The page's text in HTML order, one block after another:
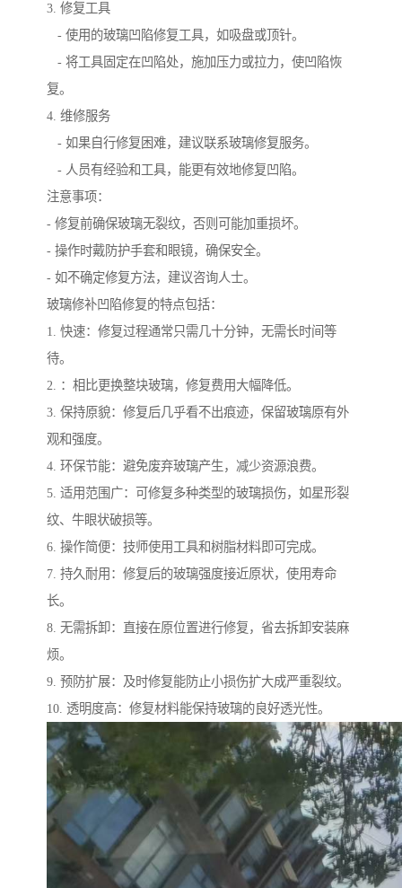
3. 修复工具
- 使用的玻璃凹陷修复工具，如吸盘或顶针。
- 将工具固定在凹陷处，施加压力或拉力，使凹陷恢
复。
4. 维修服务
- 如果自行修复困难，建议联系玻璃修复服务。
- 人员有经验和工具，能更有效地修复凹陷。
注意事项：
- 修复前确保玻璃无裂纹，否则可能加重损坏。
- 操作时戴防护手套和眼镜，确保安全。
- 如不确定修复方法，建议咨询人士。
玻璃修补凹陷修复的特点包括：
1. 快速：修复过程通常只需几十分钟，无需长时间等
待。
2. ：相比更换整块玻璃，修复费用大幅降低。
3. 保持原貌：修复后几乎看不出痕迹，保留玻璃原有外
观和强度。
4. 环保节能：避免废弃玻璃产生，减少资源浪费。
5. 适用范围广：可修复多种类型的玻璃损伤，如星形裂
纹、牛眼状破损等。
6. 操作简便：技师使用工具和树脂材料即可完成。
7. 持久耐用：修复后的玻璃强度接近原状，使用寿命
长。
8. 无需拆卸：直接在原位置进行修复，省去拆卸安装麻
烦。
9. 预防扩展：及时修复能防止小损伤扩大成严重裂纹。
10. 透明度高：修复材料能保持玻璃的良好透光性。